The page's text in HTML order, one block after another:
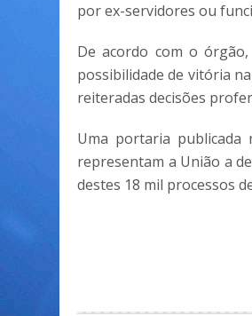
por ex-servidores ou
De acordo com o
possibilidade de vitória
reiteradas decisões
Uma portaria
representam a União a
destes 18 mil processos